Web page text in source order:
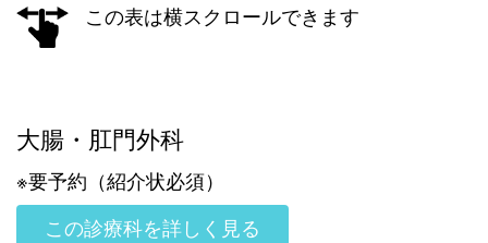
この表は横スクロールできます
大腸・肛門外科
※要予約（紹介状必須）
この診療科を詳しく見る